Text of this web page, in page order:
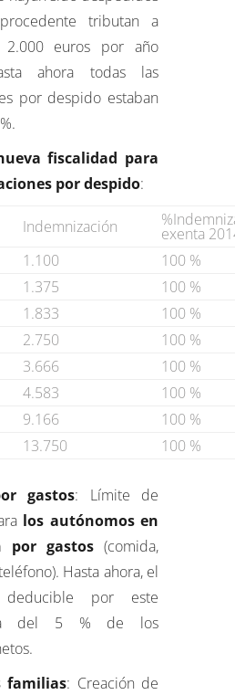
tributan a
euros por año
ahora todas las
por despido estaban
fiscalidad para
por despido:
Indemnización
exenta
1.100
100 %
1.375
100 %
1.833
100 %
2.750
100 %
3.666
100 %
4.583
100 %
9.166
100 %
13.750 100 %
gastos: Límite de
los autónomos en
por gastos (comida,
Hasta ahora, el
por este
del 5 % de los
familias: Creación de